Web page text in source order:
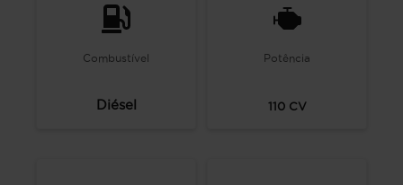
Combustível
Diésel
Potência
110CV